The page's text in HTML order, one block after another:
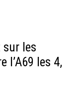
sur les
l’A69 les 4,